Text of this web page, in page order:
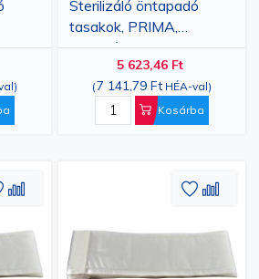
)
Sterilizáló öntapadó
tasakok, PRIMA,
Autokláv/EO,
250x400mm(220x335
mm), 100 darab
5 623,46 Ft
(7 141,79 Ft HÉA-val)
Kosárba
Hozzáadás
kívánságlistához
Hozzáadás
összehasonlításhoz